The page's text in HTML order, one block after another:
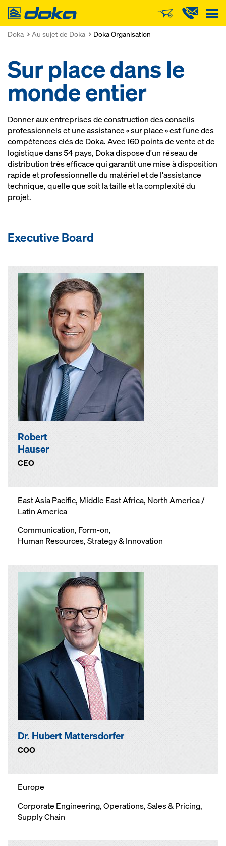
Doka
Doka Au sujet de Doka Doka Organisation
Sur place dans le
monde entier
Donner aux entreprises de construction des conseils
professionnels et une assistance « sur place » est l'une des
compétences clés de Doka. Avec 160 points de vente et de
logistique dans 54 pays, Doka dispose d'un réseau de
distribution très efficace qui garantit une mise à disposition
rapide et professionnelle du matériel et de l'assistance
technique, quelle que soit la taille et la complexité du
projet.
Executive Board
Robert
Hauser
CEO
East Asia Pacific, Middle East Africa, North America /
Latin America
Communication, Form-on,
Human Resources,Strategy & Innovation
Dr. Hubert Mattersdorfer
COO
Europe
Corporate Engineering, Operations, Sales & Pricing,
Supply Chain